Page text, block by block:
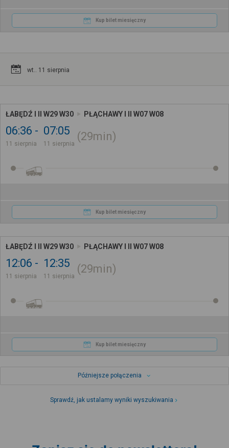
Kup bilet miesięczny
wt.. 11 sierpnia
ŁABĘDŹ I II W29 W30 PŁĄCHAWY I II W07 W08
06:36
11 sierpnia
07:05
11 sierpnia
29min
Kup bilet miesięczny
ŁABĘDŹ I II W29 W30 PŁĄCHAWY I II W07 W08
12:06
11 sierpnia
12:35
11 sierpnia
29min
Kup bilet miesięczny
Późniejsze połączenia
Sprawdź, jak ustalamy wyniki wyszukiwania